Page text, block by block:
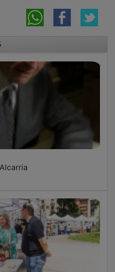
convierte La Concordia
de bienestar,
desde la Plaza